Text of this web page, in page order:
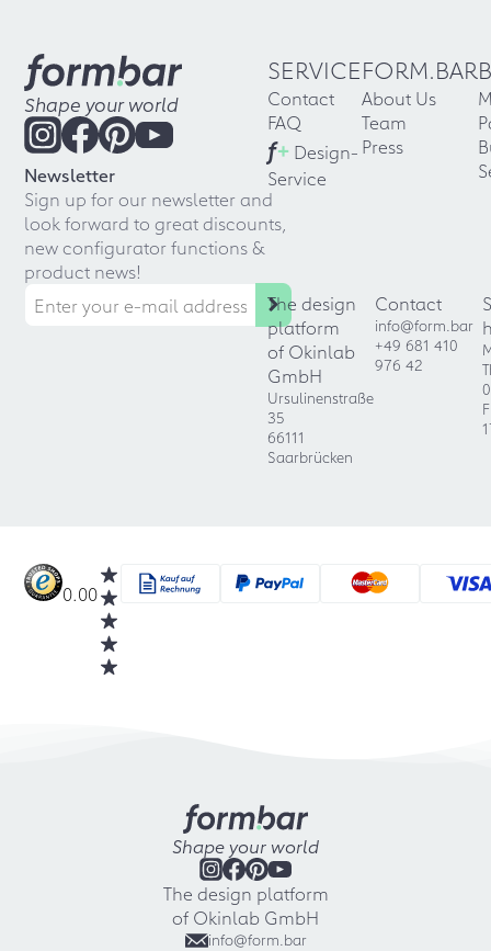
Shape your world
Newsletter
Sign up for our newsletter and
look forward to great discounts,
new configurator functions &
product news!
SERVICE
Contact
FAQ
f+ Design-
Service
FORM.BAR
About Us
Team
Press
The design
platform
of Okinlab
GmbH
Ursulinenstraße
35
66111
Saarbrücken
Contact
info@form.bar
+49 681 410
976 42
0.00
Shape your world
The design platform
of Okinlab GmbH
info@form.bar